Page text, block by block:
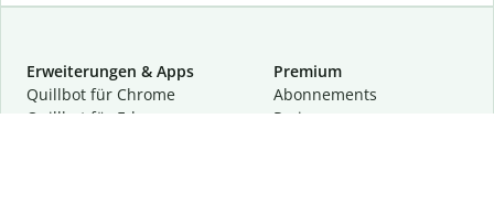
Erweiterungen & Apps
Quillbot für Chrome
Quillbot für Edge
Premium
Abon­ne­ments
Preise